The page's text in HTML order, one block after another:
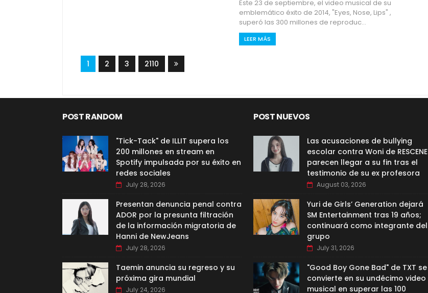
Este 23 de septiembre, el video musical de su
emblemático éxito de 2014, "Eyes, Nose, Lips" ,
superó las 300 millones de reproduc...
LEER MÁS
1 2 3 2110
POST RANDOM
"Tick-Tack" de ILLIT supera los
200 millones en stream en
Spotify impulsada por su éxito en
redes sociales
July 28, 2026
Presentan denuncia penal contra
ADOR por la presunta filtración
de la información migratoria de
Hanni de NewJeans
July 28, 2026
Taemin anuncia su regreso y su
próxima gira mundial
July 24, 2026
POST NUEVOS
Las acusaciones de bullying
escolar contra Woni de RESCENE
parecen llegar a su fin tras el
testimonio de su ex profesora
August 03, 2026
Yuri de Girls’ Generation dejará
SM Entertainment tras 19 años;
continuará como integrante del
grupo
July 31, 2026
"Good Boy Gone Bad" de TXT se
convierte en su undécimo video
musical en superar las 100